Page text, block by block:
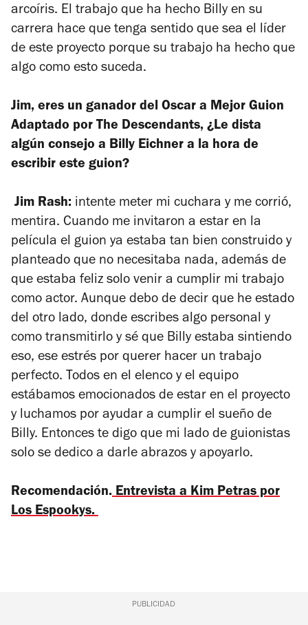
arcoíris. El trabajo que ha hecho Billy en su
carrera hace que tenga sentido que sea el líder
de este proyecto porque su trabajo ha hecho que
algo como esto suceda.
Jim, eres un ganador del Oscar a Mejor Guion
Adaptado por The Descendants, ¿Le dista
algún consejo a Billy Eichner a la hora de
escribir este guion?
Jim Rash: intente meter mi cuchara y me corrió,
mentira. Cuando me invitaron a estar en la
película el guion ya estaba tan bien construido y
planteado que no necesitaba nada, además de
que estaba feliz solo venir a cumplir mi trabajo
como actor. Aunque debo de decir que he estado
del otro lado, donde escribes algo personal y
como transmitirlo y sé que Billy estaba sintiendo
eso, ese estrés por querer hacer un trabajo
perfecto. Todos en el elenco y el equipo
estábamos emocionados de estar en el proyecto
y luchamos por ayudar a cumplir el sueño de
Billy. Entonces te digo que mi lado de guionistas
solo se dedico a darle abrazos y apoyarlo.
Recomendación.Entrevista a Kim Petras por
Los Espookys.
PUBLICIDAD